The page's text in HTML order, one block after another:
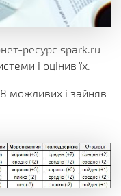
ресурс spark.ru
і оцінив їх.
можливих і зайняв